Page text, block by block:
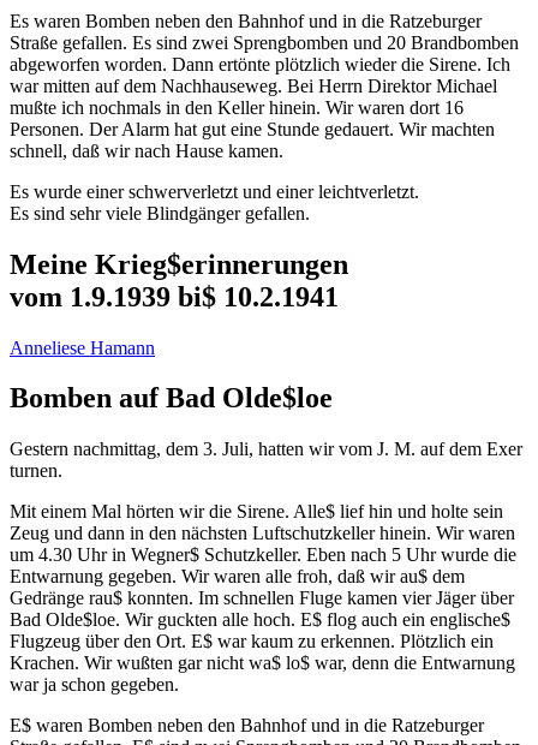
Es waren Bomben neben den Bahnhof und in die Ratzeburger
Straße gefallen. Es sind zwei Sprengbomben und 20 Brandbomben
abgeworfen worden. Dann ertönte plötzlich wieder die Sirene. Ich
war mitten auf dem Nachhauseweg. Bei Herrn Direktor Michael
mußte ich nochmals in den Keller hinein. Wir waren dort 16
Personen. Der Alarm hat gut eine Stunde gedauert. Wir machten
schnell, daß wir nach Hause kamen.
Es wurde einer schwerverletzt und einer leichtverletzt.
Es sind sehr viele Blindgänger gefallen.
Meine Krieg$erinnerungen
vom 1.9.1939 bi$ 10.2.1941
Anneliese Hamann
Bomben auf Bad Olde$loe
Gestern nachmittag, dem 3. Juli, hatten wir vom J. M. auf dem Exer
turnen.
Mit einem Mal hörten wir die Sirene. Alle$ lief hin und holte sein
Zeug und dann in den nächsten Luftschutzkeller hinein. Wir waren
um 4.30 Uhr in Wegner$ Schutzkeller. Eben nach 5 Uhr wurde die
Entwarnung gegeben. Wir waren alle froh, daß wir au$ dem
Gedränge rau$ konnten. Im schnellen Fluge kamen vier Jäger über
Bad Olde$loe. Wir guckten alle hoch. E$ flog auch ein englische$
Flugzeug über den Ort. E$ war kaum zu erkennen. Plötzlich ein
Krachen. Wir wußten gar nicht wa$ lo$ war, denn die Entwarnung
war ja schon gegeben.
E$ waren Bomben neben den Bahnhof und in die Ratzeburger